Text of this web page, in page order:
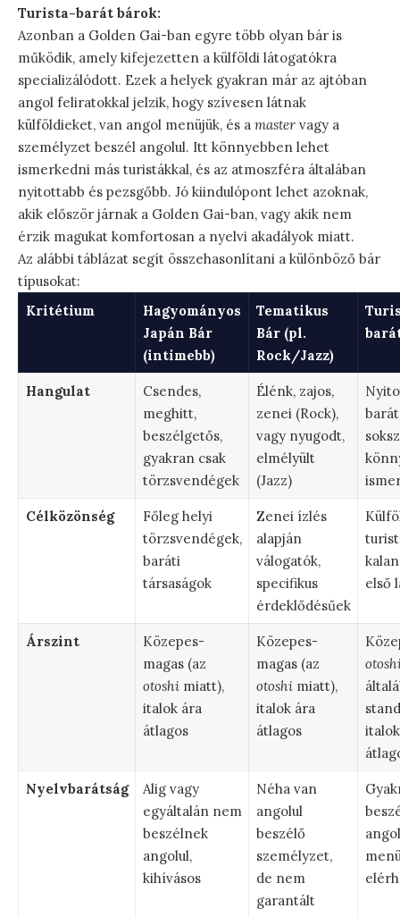
Turista-barát bárok:
Azonban a Golden Gai-ban egyre több olyan bár is
működik, amely kifejezetten a külföldi látogatókra
specializálódott. Ezek a helyek gyakran már az ajtóban
angol feliratokkal jelzik, hogy szívesen látnak
külföldieket, van angol menüjük, és a master vagy a
személyzet beszél angolul. Itt könnyebben lehet
ismerkedni más turistákkal, és az atmoszféra általában
nyitottabb és pezsgőbb. Jó kiindulópont lehet azoknak,
akik először járnak a Golden Gai-ban, vagy akik nem
érzik magukat komfortosan a nyelvi akadályok miatt.
Az alábbi táblázat segít összehasonlítani a különböző bár
típusokat:
Kritétium
Hagyományos
Japán Bár
(intimebb)
Tematikus
Bár (pl.
Rock/Jazz)
Hangulat
Csendes,
meghitt,
beszélgetős,
gyakran csak
törzsvendégek
Élénk, zajos,
zenei (Rock),
vagy nyugodt,
elmélyült
(Jazz)
Célközönség
Főleg helyi
törzsvendégek,
baráti
társaságok
Zenei ízlés
alapján
válogatók,
specifikus
érdeklődésűek
első
Árszint
Közepes-
magas (az
otoshimiatt),
italok ára
átlagos
Közepes-
magas (az
otoshimiatt),
italok ára
átlagos
Nyelvbarátság
Alig vagy
egyáltalán nem
beszélnek
angolul,
kihívásos
Néha van
angolul
beszélő
személyzet,
de nem
garantált